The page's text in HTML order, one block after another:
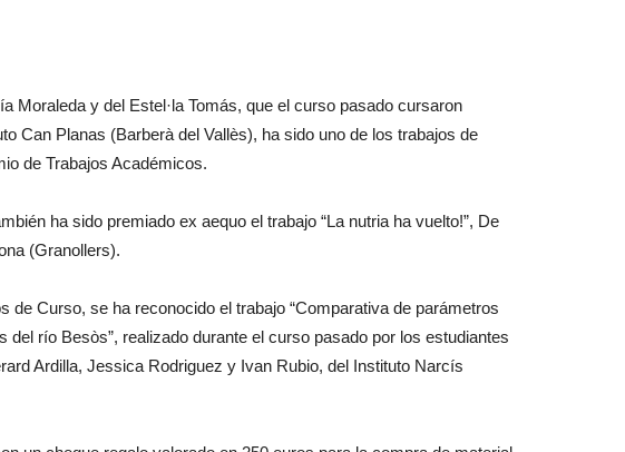
Moraleda y del Estel·la Tomás, que el curso pasado cursaron
Can Planas (Barberà del Vallès), ha sido uno de los trabajos de
de Trabajos Académicos.
ha sido premiado ex aequo el trabajo “La nutria ha vuelto!”, De
(Granollers).
de Curso, se ha reconocido el trabajo “Comparativa de parámetros
río Besòs”, realizado durante el curso pasado por los estudiantes
Ardilla, Jessica Rodriguez y Ivan Rubio, del Instituto Narcís